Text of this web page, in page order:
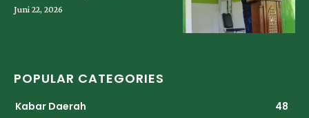
Juni 22, 2026
POPULAR CATEGORIES
Kabar Daerah 48